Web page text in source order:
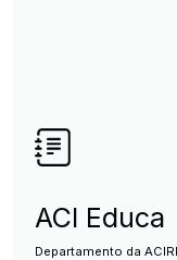
ACI Educa
Departamento da